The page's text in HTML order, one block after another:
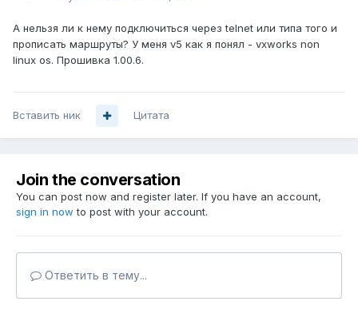
А нельзя ли к нему подключиться через telnet или типа того и
прописать маршруты? У меня v5 как я понял - vxworks non
linux os. Прошивка 1.00.6.
Вставить ник Цитата
Join the conversation
You can post now and register later. If you have an account,
sign in now to post with your account.
Ответить в тему...